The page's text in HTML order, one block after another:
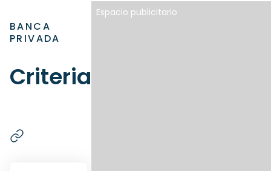
BANCA
PRIVADA
Criteria
Espacio publicitario